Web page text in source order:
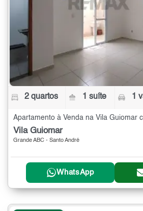
2 quartos 1 suíte 1
Apartamento à Venda na Vila Guiomar
Vila Guiomar
Grande ABC - Santo André
WhatsApp